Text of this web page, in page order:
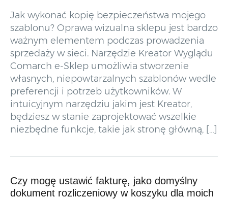
Jak wykonać kopię bezpieczeństwa mojego
szablonu? Oprawa wizualna sklepu jest bardzo
ważnym elementem podczas prowadzenia
sprzedaży w sieci. Narzędzie Kreator Wyglądu
Comarch e-Sklep umożliwia stworzenie
własnych, niepowtarzalnych szablonów wedle
preferencji i potrzeb użytkowników. W
intuicyjnym narzędziu jakim jest Kreator,
będziesz w stanie zaprojektować wszelkie
niezbędne funkcje, takie jak stronę główną, […]
Czy mogę ustawić fakturę, jako domyślny
dokument rozliczeniowy w koszyku dla moich